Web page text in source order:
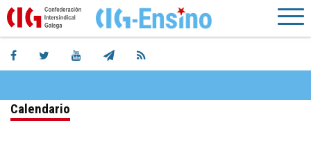
Calendario